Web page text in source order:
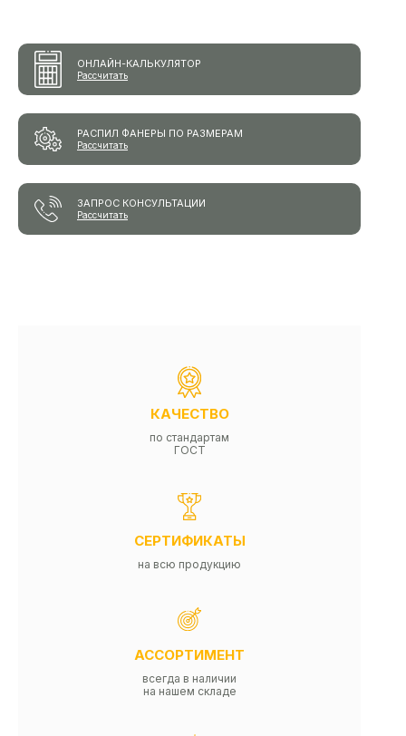
ОНЛАЙН-КАЛЬКУЛЯТОР
Рассчитать
РАСПИЛ ФАНЕРЫ ПО РАЗМЕРАМ
Рассчитать
ЗАПРОС КОНСУЛЬТАЦИИ
Рассчитать
КАЧЕСТВО
по стандартам
ГОСТ
СЕРТИФИКАТЫ
на всю продукцию
АССОРТИМЕНТ
всегда в наличии
на нашем складе